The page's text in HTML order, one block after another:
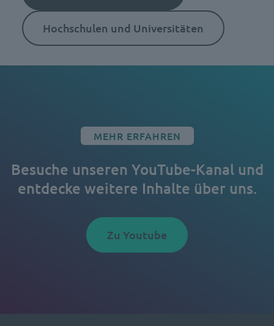
Hochschulen und Universitäten
MEHR ERFAHREN
Besuche unseren YouTube-Kanal und
entdecke weitere Inhalte über uns.
Zu Youtube